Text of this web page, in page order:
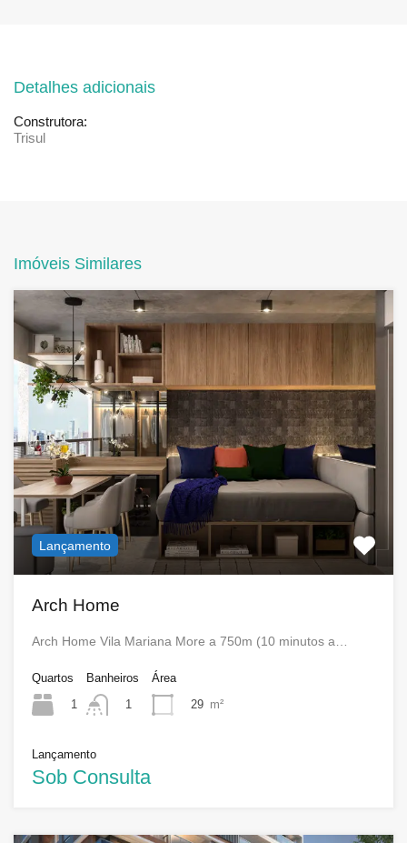
Detalhes adicionais
Construtora:
Trisul
Imóveis Similares
Lançamento
Arch Home
Arch Home Vila Mariana More a 750m (10 minutos a…
Quartos
1
Banheiros
1
Área
29 m²
Lançamento
Sob Consulta